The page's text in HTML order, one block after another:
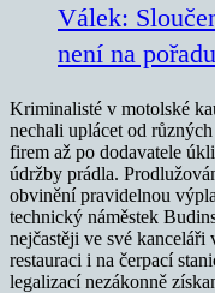
Válek:
není na
Kriminalisté v motolské
nechali uplácet od
firem až po dodavatele
údržby prádla.
obvinění pravidelnou
technický náměstek
nejčastěji ve své
restauraci i na čerpací
legalizací nezákonně